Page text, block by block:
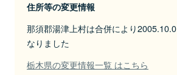
住所等の変更情報
那須郡湯津上村は合併により
なりました
栃木県の変更情報一覧 はこちら